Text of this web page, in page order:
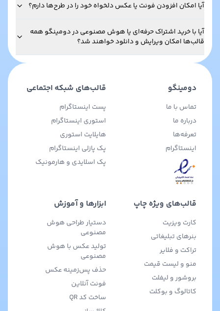
آیا امکان افزودن فونت یا عکس دلخواه خود را در طرح‌ها دارم؟
آیا با خرید اشتراک حرفه‌ای یا هوش مصنوعی در دومینگو همه
قالب‌ها امکان ویرایش و دانلود خواهند شد؟
دومینگو
تماس با ما
درباره ما
تعرفه‌ها
اینستاگرام
قالب‌های شبکه اجتماعی
پست اینستاگرام
استوری اینستاگرام
هایلایت استوری
پک پازلی اینستاگرام
پک اسلایدی و هارمونیک
قالب‌های ویژه چاپ
کارت ویزیت
بنرهای تبلیغاتی
تراکت و فلایر
منو و لیست قیمت
بروشور و لیفلت
کاتالوگ و بوکلت
ابزارها و آموزش
دستیار طراحی هوش
مصنوعی
تولید عکس با هوش
مصنوعی
حذف پس‌زمینه عکس
فونت آنلاین
ساخت کد QR